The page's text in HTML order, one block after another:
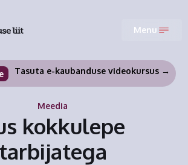
Menu
Tasuta e-kaubanduse videokursus →
Meedia
kokkulepe
tarbijatega